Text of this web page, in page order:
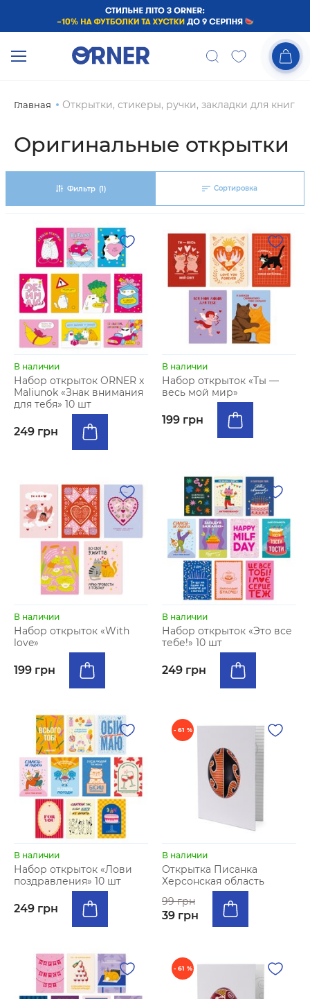
Главная Открытки, стикеры, ручки, закладки для книг
Оригинальные открытки
Фильтр (1) Сортировка
В наличии
Набор открыток ORNER x
Maliunok «Знак внимания
для тебя» 10 шт
249 грн
В наличии
Набор открыток «Ты —
весь мой мир»
199 грн
В наличии
Набор открыток «With
love»
199 грн
В наличии
Набор открыток «Это все
тебе!» 10 шт
249 грн
В наличии
Набор открыток «Лови
поздравления» 10 шт
249 грн
- 61 %
В наличии
Открытка Писанка
Херсонская область
99 грн
39 грн
- 61 %